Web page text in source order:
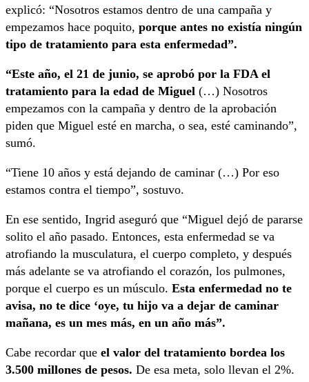
explicó: “Nosotros estamos dentro de una campaña y
empezamos hace poquito, porque antes no existía ningún
tipo de tratamiento para esta enfermedad”.
“Este año, el 21 de junio, se aprobó por la FDA el
tratamiento para la edad de Miguel (…) Nosotros
empezamos con la campaña y dentro de la aprobación
piden que Miguel esté en marcha, o sea, esté caminando”,
sumó.
“Tiene 10 años y está dejando de caminar (…) Por eso
estamos contra el tiempo”, sostuvo.
En ese sentido, Ingrid aseguró que “Miguel dejó de pararse
solito el año pasado. Entonces, esta enfermedad se va
atrofiando la musculatura, el cuerpo completo, y después
más adelante se va atrofiando el corazón, los pulmones,
porque el cuerpo es un músculo. Esta enfermedad no te
avisa, no te dice ‘oye, tu hijo va a dejar de caminar
mañana, es un mes más, en un año más”.
Cabe recordar que el valor del tratamiento bordea los
3.500 millones de pesos. De esa meta, solo llevan el 2%.